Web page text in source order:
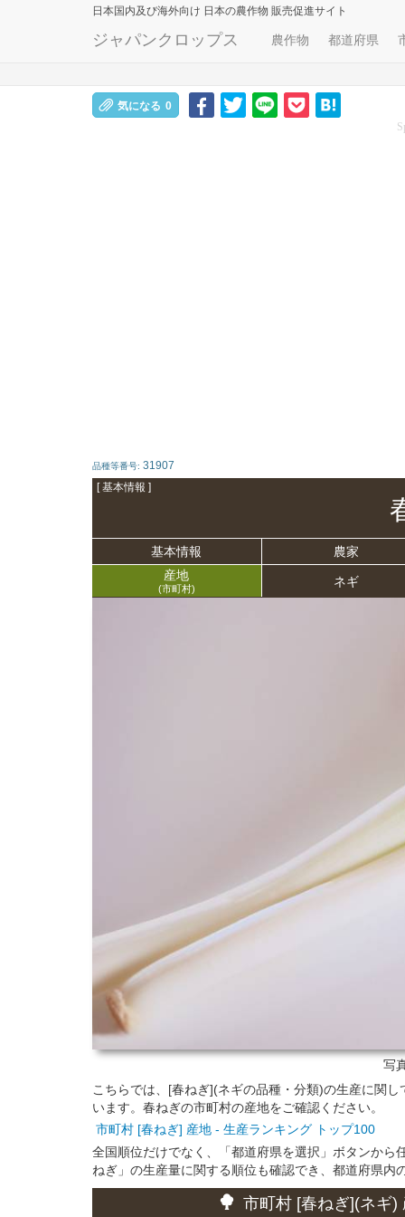
日本国内及び海外向け 日本の農作物 販売促進サイト
ジャパンクロップス 農作物 都道府県
気になる 0
品種等番号: 31907
[ 基本情報 ]
基本情報
農家
産地
(市町村) ネギ
写
こちらでは、[春ねぎ](ネギの品種・分類)の生産に関
います。春ねぎの市町村の産地をご確認ください。
市町村 [春ねぎ] 産地 - 生産ランキング トップ100
全国順位だけでなく、「都道府県を選択」ボタンか
ねぎ」の生産量に関する順位も確認でき、都道府県
市町村 [春ねぎ](ネギ)